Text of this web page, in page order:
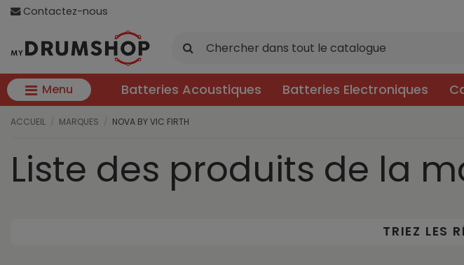
Contactez-nous
Menu Batteries Acoustiques Batteries Electroniques
ACCUEIL MARQUES NOVA BY VIC FIRTH
Liste des produits de la
TRIEZ LES